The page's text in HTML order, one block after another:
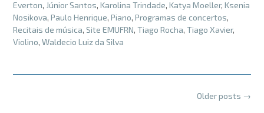
Everton, Júnior Santos, Karolina Trindade, Katya Moeller, Ksenia
Nosikova, Paulo Henrique, Piano, Programas de concertos,
Recitais de música, Site EMUFRN, Tiago Rocha, Tiago Xavier,
Violino, Waldecio Luiz da Silva
Older posts →